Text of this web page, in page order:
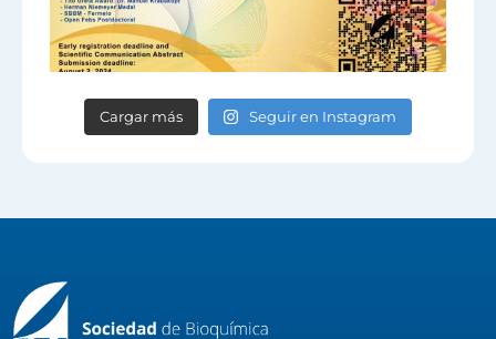
Cargar más Seguir en Instagram